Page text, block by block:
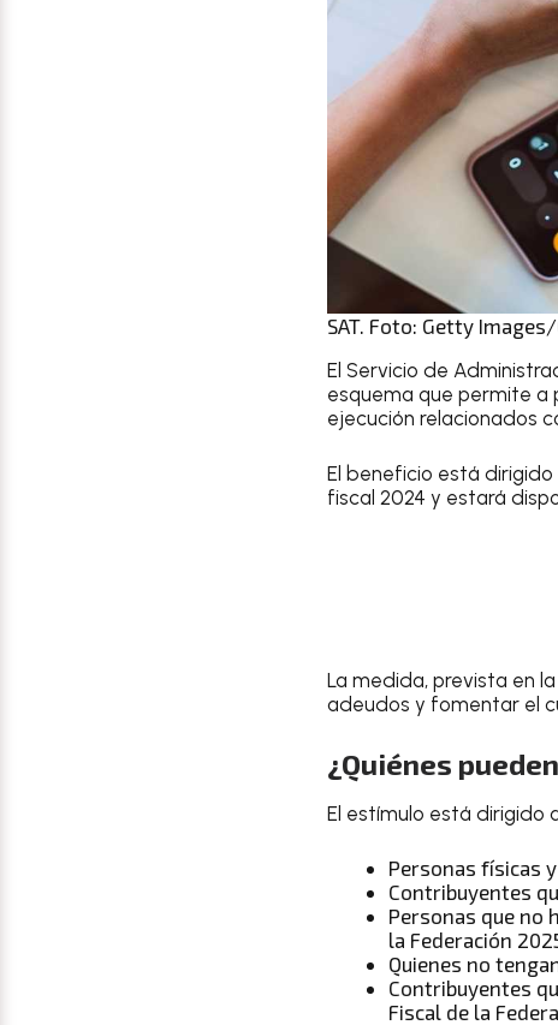
SAT. Foto: Getty
El Servicio de
esquema que permite a
ejecución relacionados
El beneficio está
fiscal 2024 y estará
La medida, prevista en
adeudos y fomentar el
¿Quiénes
El estímulo está dirigido
Personas físicas
Contribuyentes
Personas que no
la Federación
Quienes no
Contribuyentes
Fiscal de la